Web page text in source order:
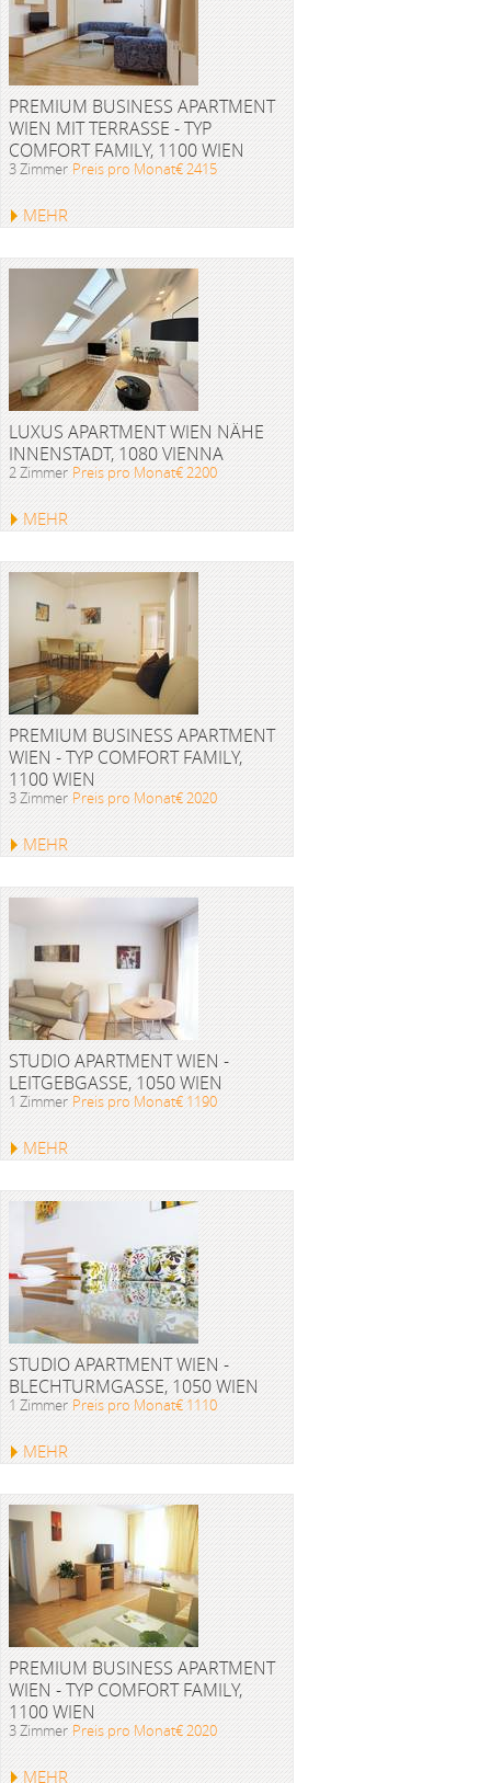
PREMIUM BUSINESS APARTMENT
WIEN MIT TERRASSE - TYP
COMFORT FAMILY, 1100 WIEN
3 Zimmer Preis pro Monat€ 2415
MEHR
LUXUS APARTMENT WIEN NÄHE
INNENSTADT, 1080 VIENNA
2 Zimmer Preis pro Monat€ 2200
MEHR
PREMIUM BUSINESS APARTMENT
WIEN - TYP COMFORT FAMILY,
1100 WIEN
3 Zimmer Preis pro Monat€ 2020
MEHR
STUDIO APARTMENT WIEN -
LEITGEBGASSE, 1050 WIEN
1 Zimmer Preis pro Monat€ 1190
MEHR
STUDIO APARTMENT WIEN -
BLECHTURMGASSE, 1050 WIEN
1 Zimmer Preis pro Monat€ 1110
MEHR
PREMIUM BUSINESS APARTMENT
WIEN - TYP COMFORT FAMILY,
1100 WIEN
3 Zimmer Preis pro Monat€ 2020
MEHR